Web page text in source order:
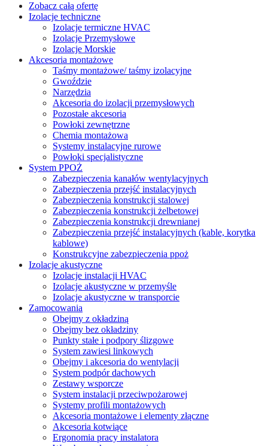
Zobacz całą ofertę
Izolacje techniczne
Izolacje termiczne HVAC
Izolacje Przemysłowe
Izolacje Morskie
Akcesoria montażowe
Taśmy montażowe/ taśmy izolacyjne
Gwoździe
Narzędzia
Akcesoria do izolacji przemysłowych
Pozostałe akcesoria
Powłoki zewnętrzne
Chemia montażowa
Systemy instalacyjne rurowe
Powłoki specjalistyczne
System PPOŻ
Zabezpieczenia kanałów wentylacyjnych
Zabezpieczenia przejść instalacyjnych
Zabezpieczenia konstrukcji stalowej
Zabezpieczenia konstrukcji żelbetowej
Zabezpieczenia konstrukcji drewnianej
Zabezpieczenia przejść instalacyjnych (kable, korytka
kablowe)
Konstrukcyjne zabezpieczenia ppoż
Izolacje akustyczne
Izolacje instalacji HVAC
Izolacje akustyczne w przemyśle
Izolacje akustyczne w transporcie
Zamocowania
Obejmy z okładziną
Obejmy bez okładziny
Punkty stałe i podpory ślizgowe
System zawiesi linkowych
Obejmy i akcesoria do wentylacji
System podpór dachowych
Zestawy wsporcze
System instalacji przeciwpożarowej
Systemy profili montażowych
Akcesoria montażowe i elementy złączne
Akcesoria kotwiące
Ergonomia pracy instalatora